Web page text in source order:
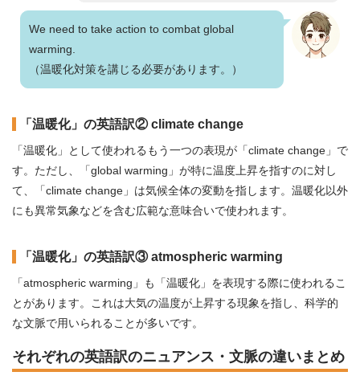
We need to take action to combat global
warming.
（温暖化対策を講じる必要があります。）
「温暖化」の英語訳② climate change
「温暖化」として使われるもう一つの表現が「climate change」で
す。ただし、「global warming」が特に温度上昇を指すのに対し
て、「climate change」は気候全体の変動を指します。温暖化以外
にも異常気象などを含む広範な意味合いで使われます。
「温暖化」の英語訳③ atmospheric warming
「atmospheric warming」も「温暖化」を表現する際に使われるこ
とがあります。これは大気の温度が上昇する現象を指し、科学的
な文脈で用いられることが多いです。
それぞれの英語訳のニュアンス・文脈の違いまとめ